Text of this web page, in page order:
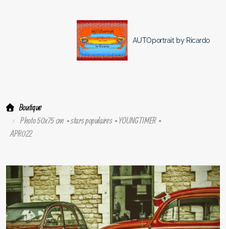
AUTOportrait by Ricardo
Boutique
Photo 50x75 cm • stars populaires • YOUNGTIMER •
APR022